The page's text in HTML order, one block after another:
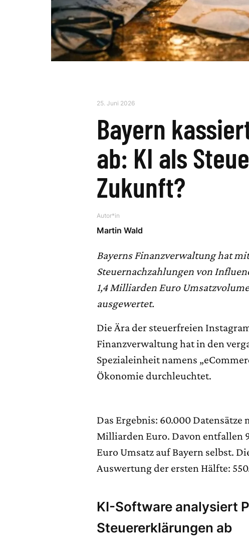
25. Juni 2026
Bayern
ab: KI als
Zukunft?
Autor*in
Martin Wald
Bayerns Finanzverwaltung hat
Steuernachzahlungen von
1,4 Milliarden Euro
ausgewertet.
Die Ära der steuerfreien
Finanzverwaltung hat in den
Spezialeinheit namens
Ökonomie durchleuchtet.
Das Ergebnis: 60.000
Milliarden Euro. Davon entfallen
Euro Umsatz auf Bayern selbst.
Auswertung der ersten Hälfte:
KI-Software analysiert
Steuererklärungen ab